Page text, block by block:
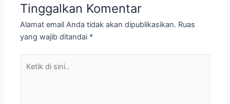
Tinggalkan Komentar
Alamat email Anda tidak akan dipublikasikan. Ruas
yang wajib ditandai *